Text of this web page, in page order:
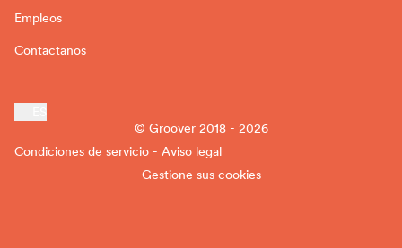
Empleos
Contactanos
© Groover 2018 - 2026
Condiciones de servicio - Aviso legal
Gestione sus cookies